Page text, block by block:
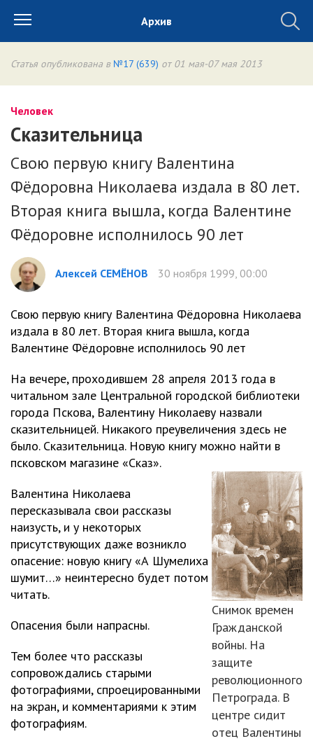
Архив
Статья опубликована в №17 (639) от 01 мая-07 мая 2013
Человек
Сказительница
Свою первую книгу Валентина
Фёдоровна Николаева издала в 80 лет.
Вторая книга вышла, когда Валентине
Фёдоровне исполнилось 90 лет
Алексей СЕМЁНОВ 30 ноября 1999, 00:00
Свою первую книгу Валентина Фёдоровна Николаева
издала в 80 лет. Вторая книга вышла, когда
Валентине Фёдоровне исполнилось 90 лет
На вечере, проходившем 28 апреля 2013 года в
читальном зале Центральной городской библиотеки
города Пскова, Валентину Николаеву назвали
сказительницей. Никакого преувеличения здесь не
было. Сказительница. Новую книгу можно найти в
псковском магазине «Сказ».
Снимок времен
Гражданской
войны. На
защите
революционного
Петрограда. В
центре сидит
отец Валентины
Валентина Николаева
пересказывала свои рассказы
наизусть, и у некоторых
присутствующих даже возникло
опасение: новую книгу «А Шумелиха
шумит…» неинтересно будет потом
читать.
Опасения были напрасны.
Тем более что рассказы
сопровождались старыми
фотографиями, спроецированными
на экран, и комментариями к этим
фотографиям.